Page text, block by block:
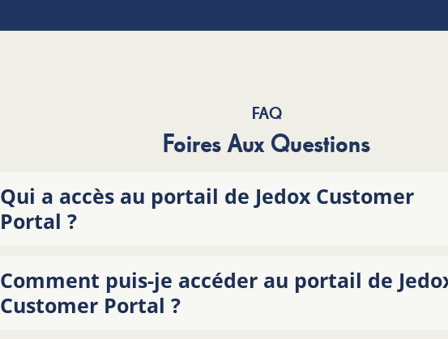
FAQ
Foires Aux Questions
Qui a accès au portail de Jedox Customer
Portal ?
Comment puis-je accéder au portail de
Customer Portal ?